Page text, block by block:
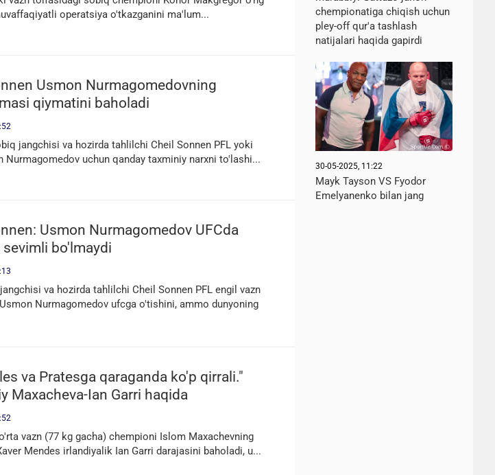
operatsiya o'tkazganini ma'lum...
Usmon Nurmagomedovning
qiymatini baholadi
jangchisi va hozirda tahlilchi Cheil Sonnen PFL yoki
Nurmagomedov uchun qanday taxminiy narxni to'lashi...
Usmon Nurmagomedov UFCda
bo'lmaydi
va hozirda tahlilchi Cheil Sonnen PFL engil vazn
Nurmagomedov ufcga o'tishini, ammo dunyoning
va Pratesga qaraganda ko'p qirrali."
Maxacheva-Ian Garri haqida
vazn (77 kg gacha) chempioni Islom Maxachevning
Mendes irlandiyalik Ian Garri darajasini baholadi, u...
chempionatiga chiqish uchun
pley-off qur'a tashlash
natijalari haqida gapirdi
30-05-2025, 11:22
Mayk Tayson VS Fyodor
Emelyanenko bilan jang